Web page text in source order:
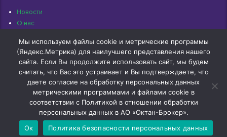
Новости
О нас
Контакты
Архив документов
© 1997-2026 «Октан-Брокер» | г.Омск, ул.Красный Путь, 109 оф.510 |
+7 (3812) 29-00-92
Мы используем файлы cookie и метрические программы
(Яндекс.Метрика) для наилучшего представления нашего
сайта. Если Вы продолжите использовать сайт, мы будем
считать, что Вас это устраивает и Вы подтверждаете, что
даете согласие на обработку персональных данных
метрическими программами и файлами cookie в
соответствии с Политикой в отношении обработки
персональных данных в АО «Октан-Брокер».
Ок
Политика безопасности персональных данных